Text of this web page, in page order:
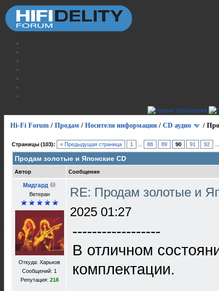
Hi-Fi Forum / Продам / Носители информации / СD аудио /
Страницы (103): « Предыдущая страница 1 88 89 90 91 92
Продам золотые и Японские CD
Автор Сообщение
Мидгард
Ветеран
Откуда: Харьков
Сообщений: 1
Репутация: 218
RE: Продам золотые и
2025 01:27
------------------
В отличном
комплектации.